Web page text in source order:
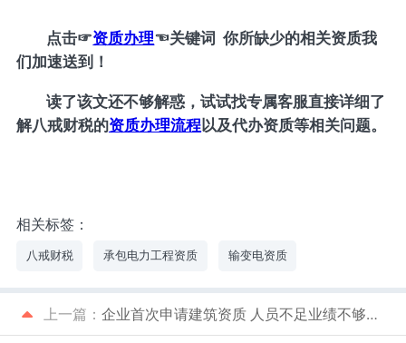
点击☞资质办理☜关键词 你所缺少的相关资质我
们加速送到！
读了该文还不够解惑，试试找专属客服直接详细了
解八戒财税的资质办理流程以及代办资质等相关问题。
相关标签：
八戒财税 承包电力工程资质 输变电资质
上一篇： 企业首次申请建筑资质 人员不足业绩不够怎么办